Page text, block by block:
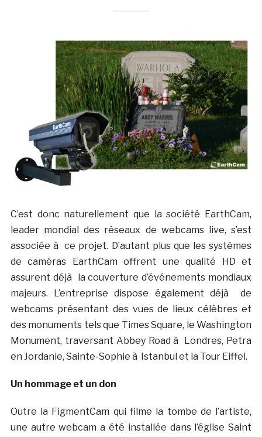
C’est donc naturellement que la société EarthCam,
leader mondial des réseaux de webcams live, s’est
associée à ce projet. D’autant plus que les systèmes
de caméras EarthCam offrent une qualité HD et
assurent déjà la couverture d’événements mondiaux
majeurs. L’entreprise dispose également déjà de
webcams présentant des vues de lieux célèbres et
des monuments tels que Times Square, le Washington
Monument, traversant Abbey Road à Londres, Petra
en Jordanie, Sainte-Sophie à Istanbul et la Tour Eiffel.
Un hommage et un don
Outre la FigmentCam qui filme la tombe de l’artiste,
une autre webcam a été installée dans l’église Saint